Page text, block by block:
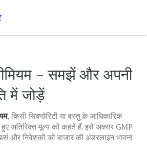
– समझें और अपनी
में जोड़ें
, किसी सिक्योरिटी या वस्तु के आधिकारिक
अतिरिक्त मूल्य को कहते हैं. इसे अक्सर GMP
और निवेशकों को बाजार की अंडरलाइन भावना